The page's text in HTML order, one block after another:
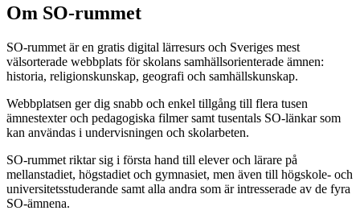
Om SO-rummet
SO-rummet är en gratis digital lärresurs och Sveriges mest
välsorterade webbplats för skolans samhällsorienterade ämnen:
historia, religionskunskap, geografi och samhällskunskap.
Webbplatsen ger dig snabb och enkel tillgång till flera tusen
ämnestexter och pedagogiska filmer samt tusentals SO-länkar som
kan användas i undervisningen och skolarbeten.
SO-rummet riktar sig i första hand till elever och lärare på
mellanstadiet, högstadiet och gymnasiet, men även till högskole- och
universitetsstuderande samt alla andra som är intresserade av de fyra
SO-ämnena.